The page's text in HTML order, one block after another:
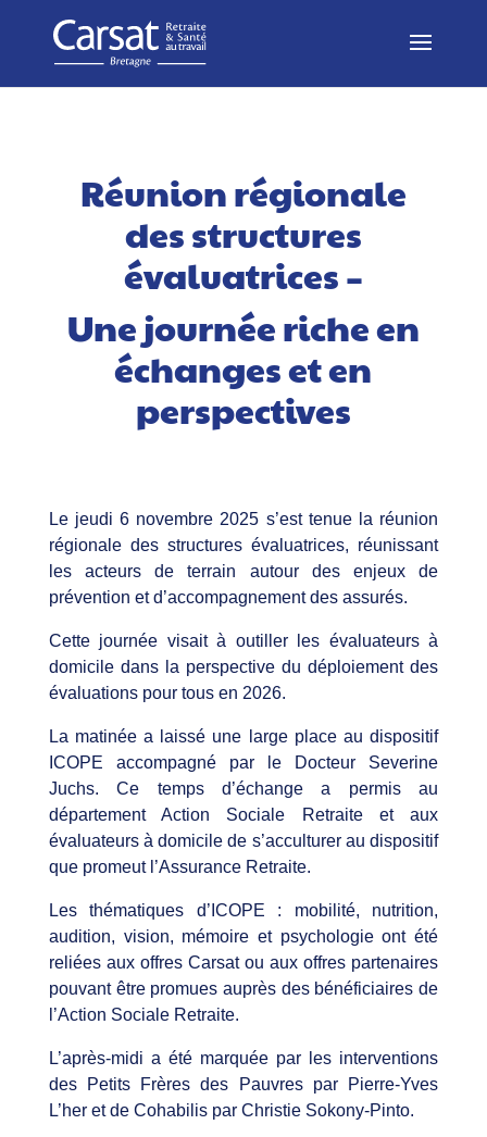
Réunion régionale
des structures
évaluatrices –
Une journée riche en
échanges et en
perspectives
Le jeudi 6 novembre 2025 s’est tenue la réunion
régionale des structures évaluatrices, réunissant
les acteurs de terrain autour des enjeux de
prévention et d’accompagnement des assurés.​
Cette journée visait à outiller les évaluateurs à
domicile dans la perspective du déploiement des
évaluations pour tous en 2026.​
La matinée a laissé une large place au dispositif
ICOPE accompagné par le Docteur Severine
Juchs. Ce temps d’échange a permis au
département Action Sociale Retraite et aux
évaluateurs à domicile de s’acculturer au dispositif
que promeut l’Assurance Retraite. ​
Les thématiques d’ICOPE : mobilité, nutrition,
audition, vision, mémoire et psychologie ont été
reliées aux offres Carsat ou aux offres partenaires
pouvant être promues auprès des bénéficiaires de
l’Action Sociale Retraite. ​
L’après-midi a été marquée par les interventions
des Petits Frères des Pauvres par Pierre-Yves
L’her et de Cohabilis par Christie Sokony-Pinto. ​